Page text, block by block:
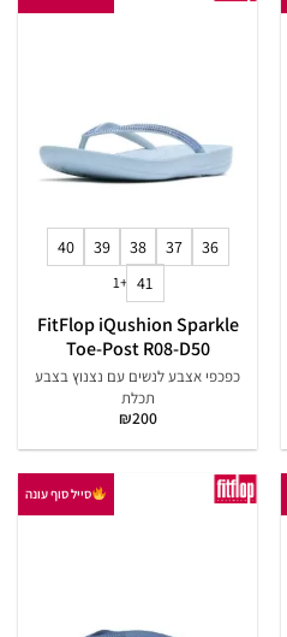
36
37
38
39
40
41
+1
FitFlop iQushion Sparkle
Toe-Post R08-D50
כפכפי אצבע לנשים עם נצנוץ בצבע
תכלת
₪200
סייל סוף עונה